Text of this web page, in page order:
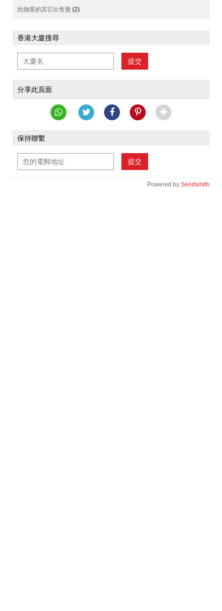
此物業的其它出售盤 (2)
香港大廈搜尋
提交
分享此頁面
保持聯繫
提交
Powered by Sendsmith